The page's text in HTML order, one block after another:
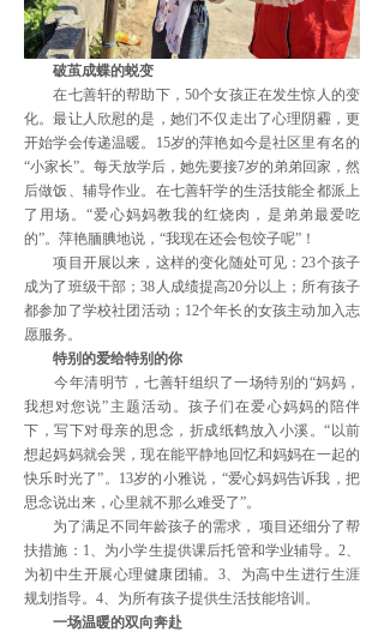
破茧成蝶的蜕变
在七善轩的帮助下，50个女孩正在发生惊人的变
化。最让人欣慰的是，她们不仅走出了心理阴霾，更
开始学会传递温暖。15岁的萍艳如今是社区里有名的
“小家长”。每天放学后，她先要接7岁的弟弟回家，然
后做饭、辅导作业。在七善轩学的生活技能全都派上
了用场。“爱心妈妈教我的红烧肉，是弟弟最爱吃
的”。萍艳腼腆地说，“我现在还会包饺子呢”！
项目开展以来，这样的变化随处可见：23个孩子
成为了班级干部；38人成绩提高20分以上；所有孩子
都参加了学校社团活动；12个年长的女孩主动加入志
愿服务。
特别的爱给特别的你
今年清明节，七善轩组织了一场特别的“妈妈，
我想对您说”主题活动。孩子们在爱心妈妈的陪伴
下，写下对母亲的思念，折成纸鹤放入小溪。“以前
想起妈妈就会哭，现在能平静地回忆和妈妈在一起的
快乐时光了”。13岁的小雅说，“爱心妈妈告诉我，把
思念说出来，心里就不那么难受了”。
为了满足不同年龄孩子的需求， 项目还细分了帮
扶措施：1、为小学生提供课后托管和学业辅导。2、
为初中生开展心理健康团辅。3、为高中生进行生涯
规划指导。4、为所有孩子提供生活技能培训。
一场温暖的双向奔赴